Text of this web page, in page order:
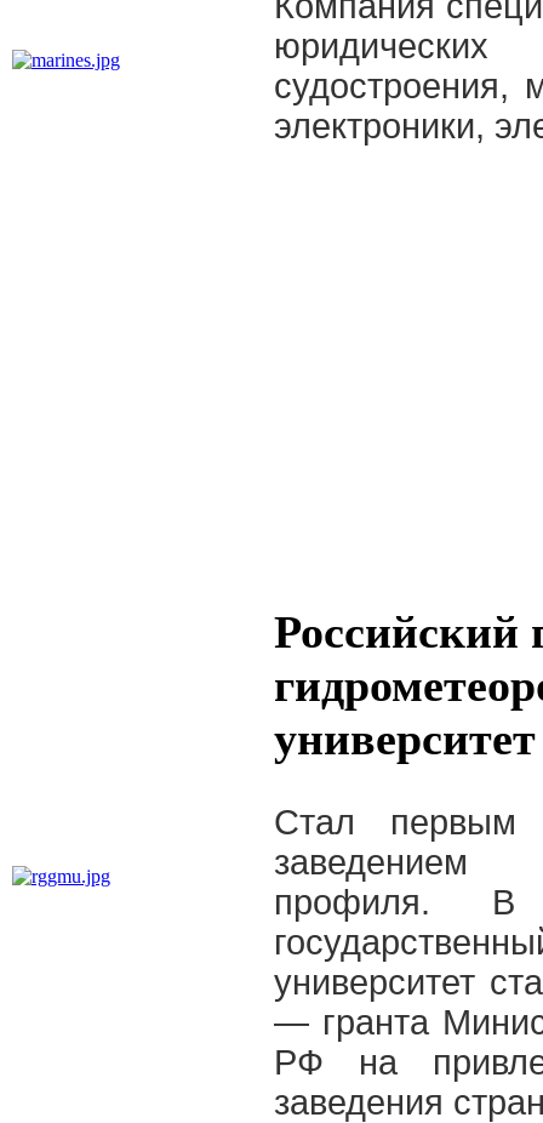
судостроения,
электроники,
Российский
университет
Стал
заведением
профиля. В
университет
— гранта
РФ на
заведения